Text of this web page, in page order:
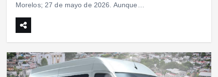
Morelos; 27 de mayo de 2026. Aunque…